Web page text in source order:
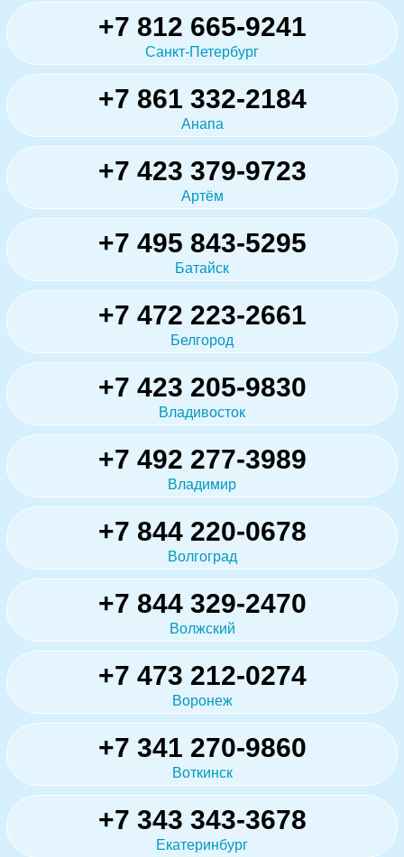
+7 812 665-9241
Санкт-Петербург
+7 861 332-2184
Анапа
+7 423 379-9723
Артём
+7 495 843-5295
Батайск
+7 472 223-2661
Белгород
+7 423 205-9830
Владивосток
+7 492 277-3989
Владимир
+7 844 220-0678
Волгоград
+7 844 329-2470
Волжский
+7 473 212-0274
Воронеж
+7 341 270-9860
Воткинск
+7 343 343-3678
Екатеринбург